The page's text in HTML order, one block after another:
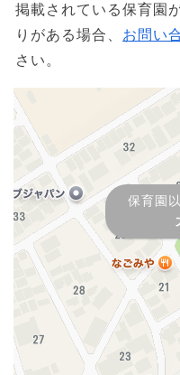
掲載されている保育園
りがある場合、 お問い
さい。
保育園